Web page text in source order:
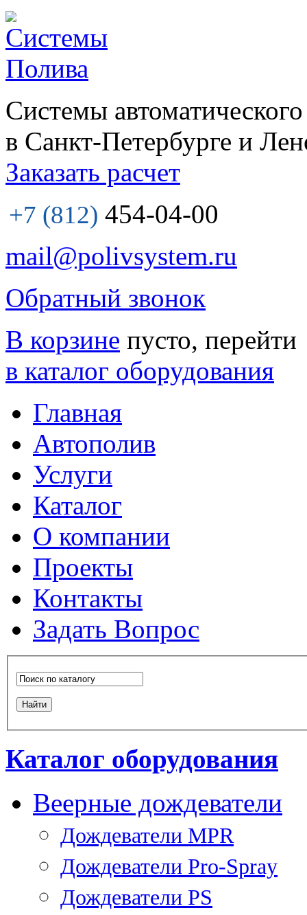
Системы
в Санкт-Петербурге и
Заказать расчет
+7 (812) 454-04-00
mail@polivsystem.ru
Обратный звонок
В корзине пусто, перейти
в каталог оборудования
Главная
Автополив
Услуги
Каталог
О компании
Проекты
Контакты
Задать Вопрос
Каталог оборудования
Веерные дождеватели
Дождеватели MPR
Дождеватели Pro-Spray
Дождеватели PS